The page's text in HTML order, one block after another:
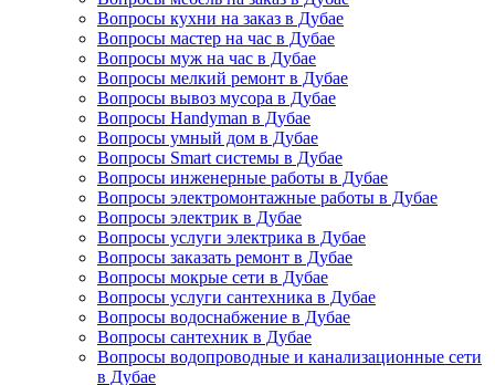
Вопросы кухни на заказ в Дубае
Вопросы мастер на час в Дубае
Вопросы муж на час в Дубае
Вопросы мелкий ремонт в Дубае
Вопросы вывоз мусора в Дубае
Вопросы Handyman в Дубае
Вопросы умный дом в Дубае
Вопросы Smart системы в Дубае
Вопросы инженерные работы в Дубае
Вопросы электромонтажные работы в Дубае
Вопросы электрик в Дубае
Вопросы услуги электрика в Дубае
Вопросы заказать ремонт в Дубае
Вопросы мокрые сети в Дубае
Вопросы услуги сантехника в Дубае
Вопросы водоснабжение в Дубае
Вопросы сантехник в Дубае
Вопросы водопроводные и канализационные сети
в Дубае